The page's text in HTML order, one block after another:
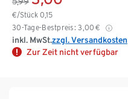
€/Stück 0,15
30-Tage-Bestpreis: 3,00 €
inkl. MwSt.zzgl. Versandkosten
Zur Zeit nicht verfügbar